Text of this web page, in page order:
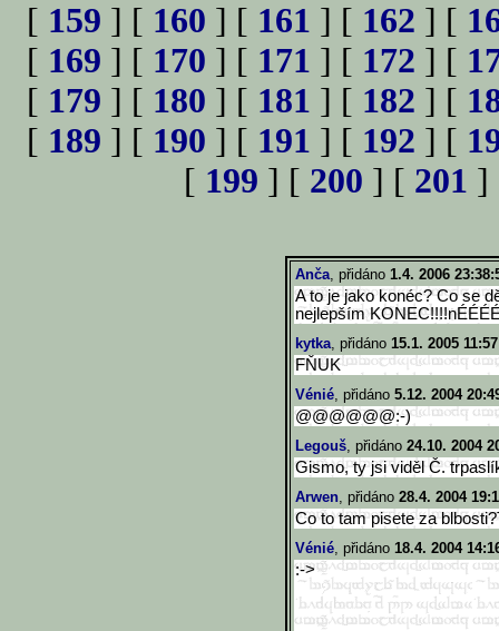
[ 159 ] [ 160 ] [ 161 ] [ 162 ] [
[ 169 ] [ 170 ] [ 171 ] [ 172 ] [
[ 179 ] [ 180 ] [ 181 ] [ 182 ] [
[ 189 ] [ 190 ] [ 191 ] [ 192 ] [
[ 199 ] [ 200 ] [ 201 ]
Anča, přidáno 1.4. 2006
A to je jako konéc? Co se
nejlepším
kytka, přidáno 15.1. 2005
FŇUK
Vénié, přidáno 5.12. 2004
@@@@@@:-)
Legouš, přidáno 24.10. 2004
Gismo, ty jsi viděl Č.
Arwen, přidáno 28.4. 2004
Co to tam pisete za
Vénié, přidáno 18.4. 2004
:->